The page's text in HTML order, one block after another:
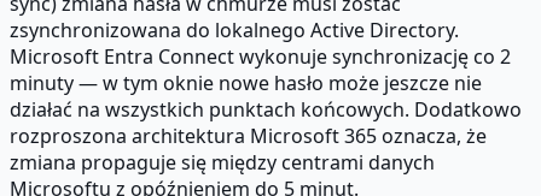
zsynchronizowana do lokalnego Active Directory.
Microsoft Entra Connect wykonuje synchronizację co 2
minuty — w tym oknie nowe hasło może jeszcze nie
działać na wszystkich punktach końcowych. Dodatkowo
rozproszona architektura Microsoft 365 oznacza, że
zmiana propaguje się między centrami danych
Microsoftu z opóźnieniem do 5 minut.